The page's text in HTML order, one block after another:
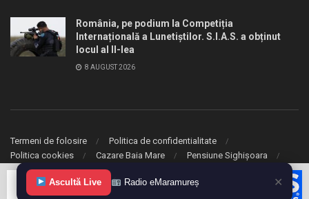
România, pe podium la Competiția
Internațională a Lunetiștilor. S.I.A.S. a obținut
locul al II-lea
8 AUGUST 2026
Termeni de folosire
Politica de confidentialitate
Politica cookies
Cazare Baia Mare Pensiune Sighișoara
© 2020 eMaramures. Toate drepturile rezervate.
Ascultă Live Radio eMaramureș ✕